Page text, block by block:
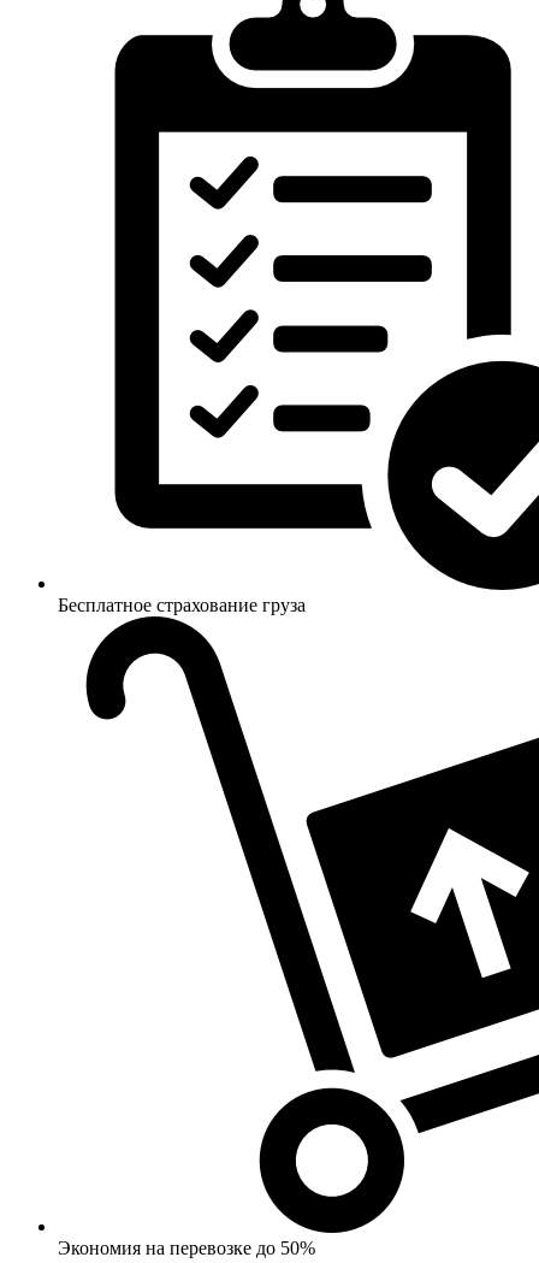
Бесплатное страхование груза
Экономия на перевозке до 50%